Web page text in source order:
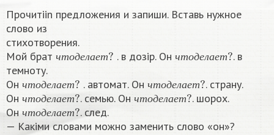
Прочитiin предложения и запиши. Вставь нужное
слово из
стихотворения.
Мой брат
ч т о д ел а е т
чтод ? . в дозір. Он ч т о д ел а е т
д ?. в
темноту.
Он
ч т о д ел а е т
чтоде ? . автомат. Он ч т о д ел а е т
д ?. страну.
Он
ч т о д ел а е т
чтоделает?. семью. Он ч т о д ел а е т
чт оделает?. шорох.
Он
ч т о д ел а е т
чтоделает?. след.
— Какiми словами можно заменить слово «он»?​